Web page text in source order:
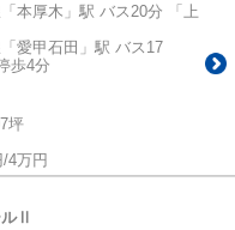
本厚木」駅 バス20分 「上
愛甲石田」駅 バス17
歩4分
坪
4万円
Ⅱ